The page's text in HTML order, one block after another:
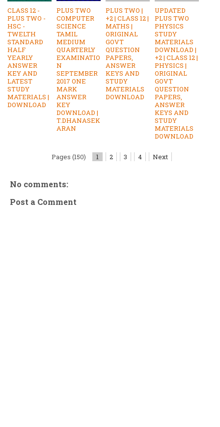
CLASS 12 -
PLUS TWO -
HSC -
TWELTH
STANDARD
HALF
YEARLY
ANSWER
KEY AND
LATEST
STUDY
MATERIALS |
DOWNLOAD
PLUS TWO
COMPUTER
SCIENCE
TAMIL
MEDIUM
QUARTERLY
EXAMINATIO
N
SEPTEMBER
2017 ONE
MARK
ANSWER
KEY
DOWNLOAD |
T.DHANASEK
ARAN
PLUS TWO |
+2 | CLASS 12 |
MATHS |
ORIGINAL
GOVT
QUESTION
PAPERS,
ANSWER
KEYS AND
STUDY
MATERIALS
DOWNLOAD
UPDATED
PLUS TWO
PHYSICS
STUDY
MATERIALS
DOWNLOAD |
+2 | CLASS 12 |
PHYSICS |
ORIGINAL
GOVT
QUESTION
PAPERS,
ANSWER
KEYS AND
STUDY
MATERIALS
DOWNLOAD
Pages (150) 1 2 3 4 Next
No comments:
Post a Comment